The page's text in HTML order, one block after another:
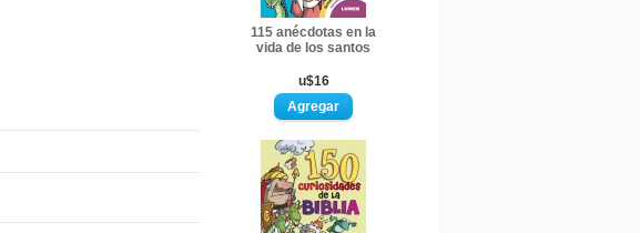
115 anécdotas en la
vida de los santos
u$16